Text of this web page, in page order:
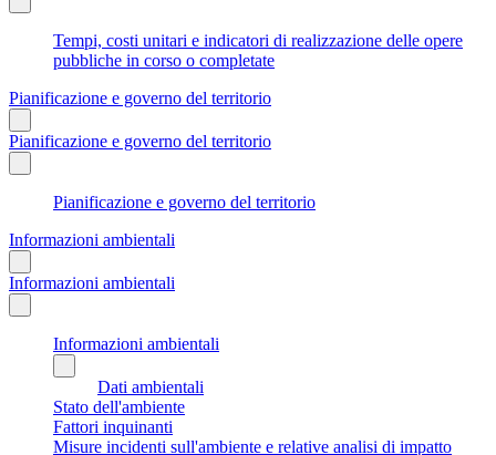
Tempi, costi unitari e indicatori di realizzazione delle opere
pubbliche in corso o completate
Pianificazione e governo del territorio
Pianificazione e governo del territorio
Pianificazione e governo del territorio
Informazioni ambientali
Informazioni ambientali
Informazioni ambientali
Dati ambientali
Stato dell'ambiente
Fattori inquinanti
Misure incidenti sull'ambiente e relative analisi di impatto